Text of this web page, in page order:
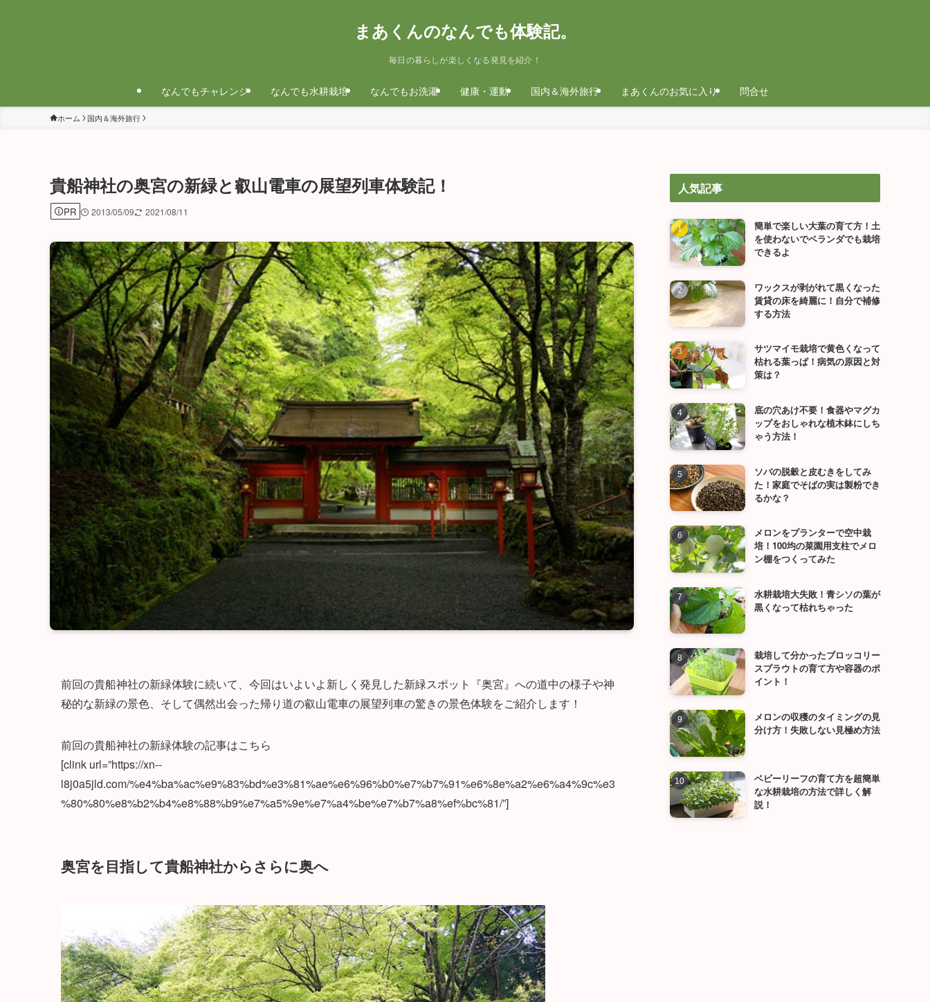
まあくんのなんでも体験記。
毎日の暮らしが楽しくなる発見を紹介！
なんでもチャレンジ なんでも水耕栽培 なんでもお洗濯 健康・運動 国内＆海外旅行 まあくんのお気に入り 問合せ
ホーム 国内＆海外旅行
貴船神社の奥宮の新緑と叡山電車の展望列車体験記！
PR 2013/05/09 2021/08/11
前回の貴船神社の新緑体験に続いて、今回はいよいよ新しく発見した新緑スポット『奥宮』への道中の様子や神
秘的な新緑の景色、そして偶然出会った帰り道の叡山電車の展望列車の驚きの景色体験をご紹介します！
前回の貴船神社の新緑体験の記事はこちら
[clink url=”https://xn--
l8j0a5jld.com/%e4%ba%ac%e9%83%bd%e3%81%ae%e6%96%b0%e7%b7%91%e6%8e%a2%e6%a4%9c%e3
%80%80%e8%b2%b4%e8%88%b9%e7%a5%9e%e7%a4%be%e7%b7%a8%ef%bc%81/”]
奥宮を目指して貴船神社からさらに奥へ
人気記事
簡単で楽しい大葉の育て方！土
を使わないでベランダでも栽培
できるよ
ワックスが剥がれて黒くなった
賃貸の床を綺麗に！自分で補修
する方法
サツマイモ栽培で黄色くなって
枯れる葉っぱ！病気の原因と対
策は？
底の穴あけ不要！食器やマグカ
ップをおしゃれな植木鉢にしち
ゃう方法！
ソバの脱穀と皮むきをしてみ
た！家庭でそばの実は製粉でき
るかな？
メロンをプランターで空中栽
培！100均の菜園用支柱でメロ
ン棚をつくってみた
水耕栽培大失敗！青シソの葉が
黒くなって枯れちゃった
栽培して分かったブロッコリー
スプラウトの育て方や容器のポ
イント！
メロンの収穫のタイミングの見
分け方！失敗しない見極め方法
ベビーリーフの育て方を超簡単
な水耕栽培の方法で詳しく解
説！